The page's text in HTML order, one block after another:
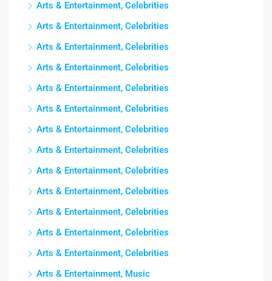
Arts & Entertainment, Celebrities
Arts & Entertainment, Celebrities
Arts & Entertainment, Celebrities
Arts & Entertainment, Celebrities
Arts & Entertainment, Celebrities
Arts & Entertainment, Celebrities
Arts & Entertainment, Celebrities
Arts & Entertainment, Celebrities
Arts & Entertainment, Celebrities
Arts & Entertainment, Celebrities
Arts & Entertainment, Celebrities
Arts & Entertainment, Celebrities
Arts & Entertainment, Celebrities
Arts & Entertainment, Music